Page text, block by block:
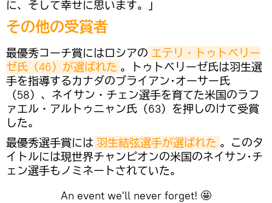
に、そして幸せに思います。」
その他の受賞者
最優秀コーチ賞にはロシアの エテリ・トゥトベリー
ゼ氏（46）が選ばれた 。トゥトベリーゼ氏は羽生選
手を指導するカナダのブライアン･オーサー氏
（58）、ネイサン・チェン選手を育てた米国のラフ
ァエル・アルトゥニャン氏（63）を押しのけて受賞
した。
最優秀選手賞には 羽生結弦選手が選ばれた 。このタ
イトルには現世界チャンピオンの米国のネイサン･チ
ェン選手もノミネートされていた。
An event we'll never forget! 🤩